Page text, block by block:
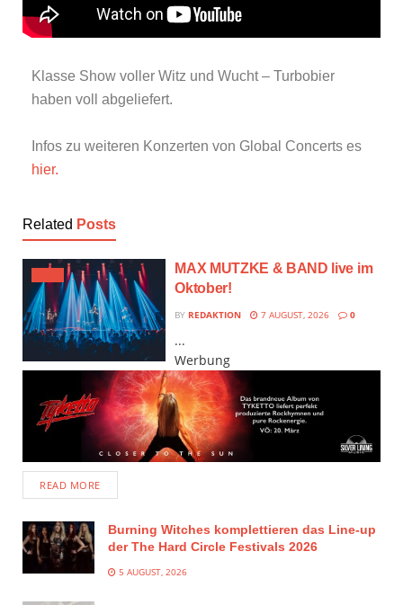
Klasse Show voller Witz und Wucht – Turbobier
haben voll abgeliefert.
Infos zu weiteren Konzerten von Global Concerts es
hier.
Related Posts
MAX MUTZKE & BAND live im
Oktober!
BY REDAKTION 7 AUGUST, 2026 0
...
Werbung
READ MORE
Burning Witches komplettieren das Line-up
der The Hard Circle Festivals 2026
5 AUGUST, 2026